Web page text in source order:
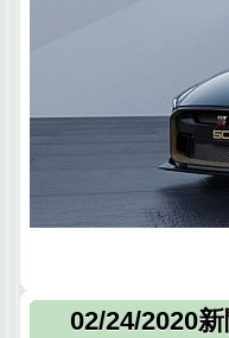
02/24/2020新